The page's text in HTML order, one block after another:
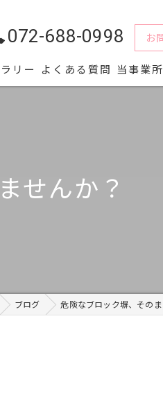
072-688-0998 お
リー よくある質問 当事業
せんか？⁡
ブログ 危険なブロック塀、その